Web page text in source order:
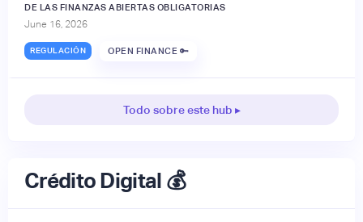
DE LAS FINANZAS ABIERTAS OBLIGATORIAS
June 16, 2026
REGULACIÓN OPEN FINANCE 🔑
Todo sobre este hub ▸
Crédito Digital 💰